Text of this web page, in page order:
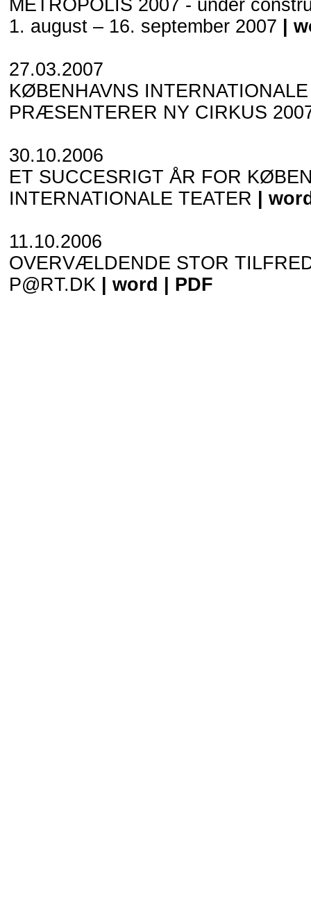
METROPOLIS 2007 - under
1. august – 16. september 2007
27.03.2007
KØBENHAVNS
PRÆSENTERER NY CIRKUS
30.10.2006
ET SUCCESRIGT ÅR FOR
INTERNATIONALE TEATER
11.10.2006
OVERVÆLDENDE STOR
P@RT.DK
word PDF